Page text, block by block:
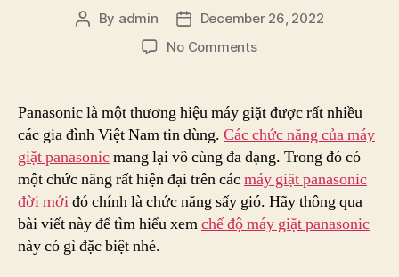
Post
By admin
Post
date
December 26, 2022
No Commentson
sấy
gió
trong
các
chức
năng
của
Panasonic là một thương hiệu máy giặt được rất nhiều
các gia đình Việt Nam tin dùng. Các chức năng của máy
giặt panasonicmang lại vô cùng đa dạng. Trong đó có
một chức năng rất hiện đại trên cácmáy giặt panasonic
đời mớiđó chính là chức năng sấy gió. Hãy thông qua
bài viết này để tìm hiểu xemchế độ máy giặt panasonic
này có gì đặc biệt nhé.